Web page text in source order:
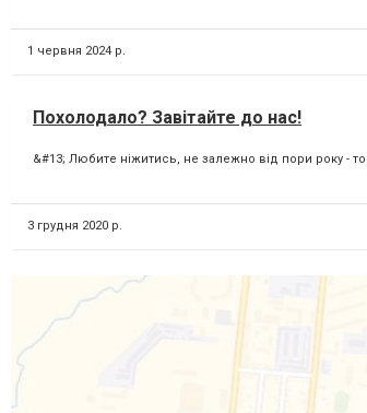
1 червня 2024 р.
Похолодало? Завітайте до нас!
&#13; Любите ніжитись, не залежно від пори року -
3 грудня 2020 р.